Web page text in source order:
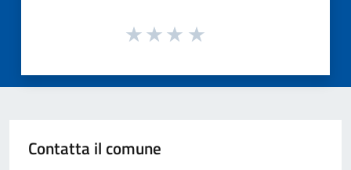
Contatta il comune